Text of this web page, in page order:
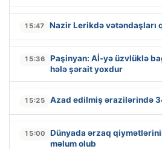
15:47 Nazir Lerikdə vətəndaşları
15:36
Paşinyan: Aİ-yə üzvlüklə
hələ şərait yoxdur
15:25 Azad edilmiş ərazilərində
15:00
Dünyada ərzaq
məlum olub